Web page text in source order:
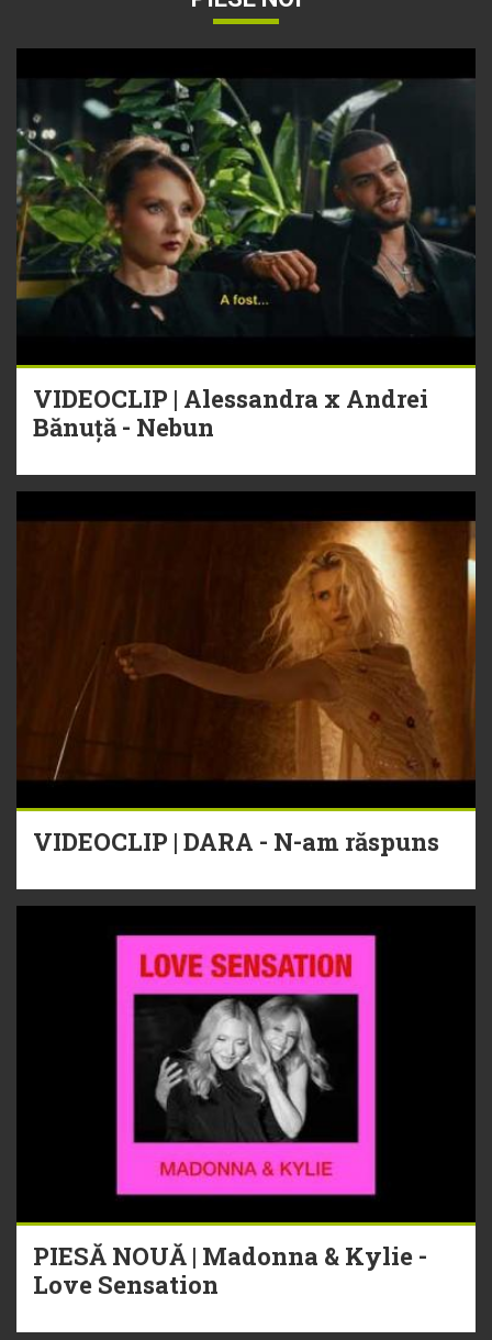
VIDEOCLIP | Alessandra x Andrei
Bănuță - Nebun
VIDEOCLIP | DARA - N-am răspuns
PIESĂ NOUĂ | Madonna & Kylie -
Love Sensation